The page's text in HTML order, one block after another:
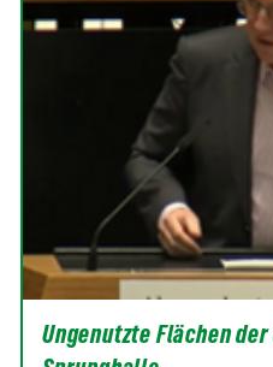
Ungenutzte Flächen